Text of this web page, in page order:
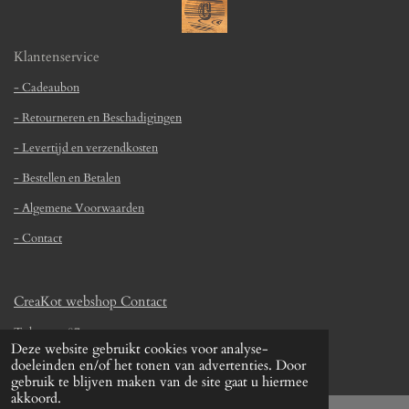
Deze website gebruikt cookies voor analyse-
doeleinden en/of het tonen van advertenties. Door
gebruik te blijven maken van de site gaat u hiermee
akkoord.
:
.
4
5
6
1
9
2
2
6
s
t
r r
r
e
n
r
r
e
n
e
n
e
n
Klantenservice
- Cadeaubon
- Retourneren en Beschadigingen
- Levertijd en verzendkosten
- Bestellen en Betalen
- Algemene Voorwaarden
- Contact
CreaKot webshop Contact
Tulpstraat 87
4711 HG St. Willebrord
+316 16 10 38 10 /